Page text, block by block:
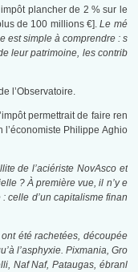
plancher de 2 % sur le
de 100 millions €].Le mé
est simple à comprendre : s
leur patrimoine, les contrib
l’Observatoire.
permettrait de faire ren
Philippe Aghio
de l’aciériste NovAsco et
? À première vue, il n’y e
celle d’un capitalisme finan
été rachetées, découpée
l’asphyxie. Pixmania, Gro
Naf Naf, Pataugas, ébranl